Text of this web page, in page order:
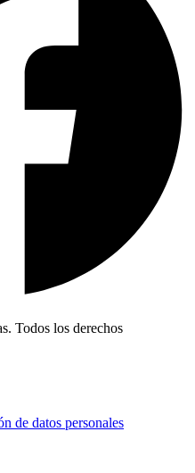
Todos los derechos
de datos personales